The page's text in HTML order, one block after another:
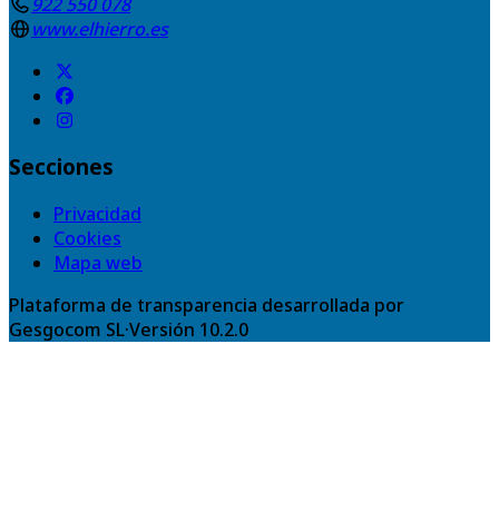
www.elhierro.es
Secciones
Privacidad
Cookies
Mapa web
Plataforma de transparencia desarrollada por
Gesgocom SL·Versión 10.2.0